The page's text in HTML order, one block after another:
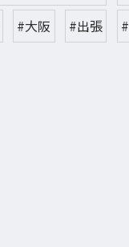
#大阪 #出張